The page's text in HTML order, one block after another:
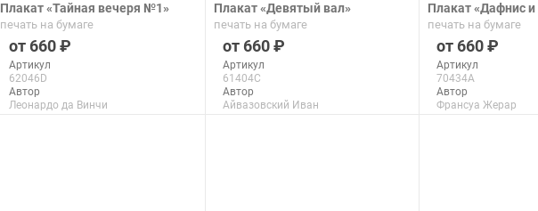
Плакат «Тайная вечеря №1»
печать на бумаге
660
Артикул
62046D
Автор
Леонардо да Винчи
Плакат «Девятый вал»
печать на бумаге
660
Артикул
61404C
Автор
Айвазовский Иван
Плакат «Дафнис и
печать на бумаге
660
Артикул
70434A
Автор
Франсуа Жерар